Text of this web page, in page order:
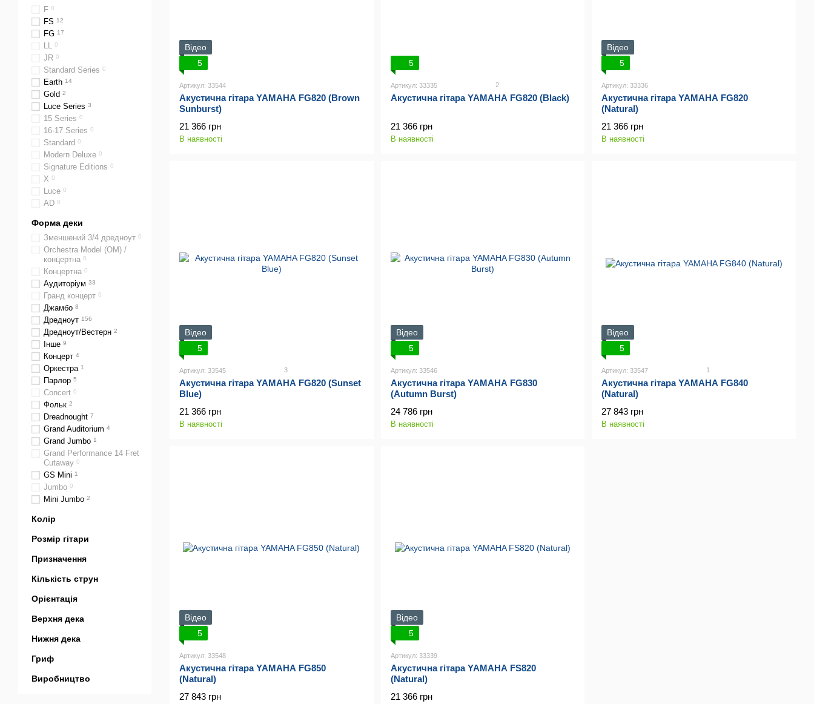
Відео
5
Артикул: 33544
Акустична гітара YAMAHA FG820 (Brown
Sunburst)
21 366 грн
В наявності
5
Артикул: 33335 2
Акустична гітара YAMAHA FG820 (Black)
21 366 грн
В наявності
Відео
5
Артикул: 33336
Акустична гітара YAMAHA FG820
(Natural)
21 366 грн
В наявності
Відео
5
Артикул: 33545 3
Акустична гітара YAMAHA FG820 (Sunset
Blue)
21 366 грн
В наявності
Відео
5
Артикул: 33546
Акустична гітара YAMAHA FG830
(Autumn Burst)
24 786 грн
В наявності
Відео
5
Артикул: 33547 1
Акустична гітара YAMAHA FG840
(Natural)
27 843 грн
В наявності
Відео
5
Артикул: 33548
Акустична гітара YAMAHA FG850
(Natural)
27 843 грн
Відео
5
Артикул: 33339
Акустична гітара YAMAHA FS820
(Natural)
21 366 грн
F 0
FS 12
FG 17
LL 0
JR 0
Standard Series 0
Earth 14
Gold 2
Luce Series 3
15 Series 0
16-17 Series 0
Standard 0
Modern Deluxe 0
Signature Editions 0
Х 0
Luce 0
AD 0
Форма деки
Зменшений 3/4 дредноут 0
Orchestra Model (OM) /
концертна 0
Концертна 0
Аудиторіум 33
Гранд концерт 0
Джамбо 8
Дредноут 156
Дредноут/Вестерн 2
Інше 9
Концерт 4
Оркестра 1
Парлор 5
Сoncert 0
Фольк 2
Dreadnought 7
Grand Auditorium 4
Grand Jumbo 1
Grand Performance 14 Fret
Cutaway 0
GS Mini 1
Jumbo 0
Mini Jumbo 2
Колір
Розмір гітари
Призначення
Кількість струн
Орієнтація
Верхня дека
Нижня дека
Гриф
Виробництво